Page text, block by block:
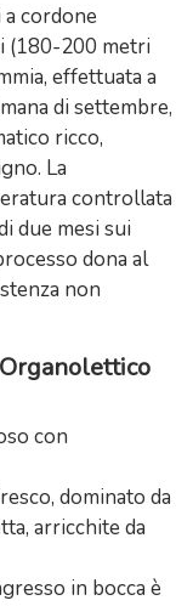
cordone
(180-200 metri
effettuata a
di settembre,
ricco,
La
controllata
due mesi sui
dona al
non
con
dominato da
arricchite da
in bocca è